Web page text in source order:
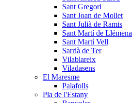
Sant Gregori
Sant Joan de Mollet
Sant Julià de Ramis
Sant Martí de Llémena
Sant Martí Vell
Sarrià de Ter
Vilablareix
Viladasens
El Maresme
Palafolls
Pla de l'Estany